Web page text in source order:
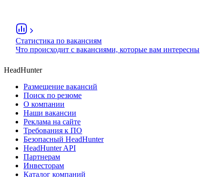
Статистика по вакансиям
Что происходит с вакансиями, которые вам интересны
HeadHunter
Размещение вакансий
Поиск по резюме
О компании
Наши вакансии
Реклама на сайте
Требования к ПО
Безопасный HeadHunter
HeadHunter API
Партнерам
Инвесторам
Каталог компаний